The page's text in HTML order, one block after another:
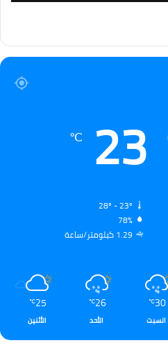
23
℃
78%
1.29 كيلومتر/ساعة
30
℃
السبت
26
℃
الأحد
25
℃
الأثنين